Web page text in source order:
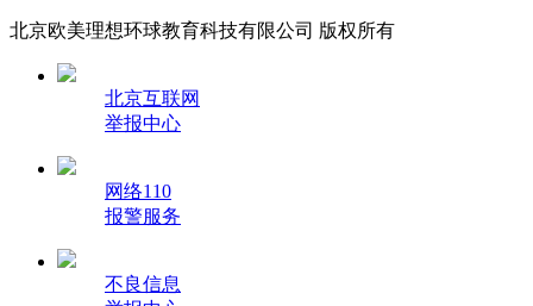
北京欧美理想环球教育科技有限公司 版权所有
北京互联网
举报中心
网络110
报警服务
不良信息